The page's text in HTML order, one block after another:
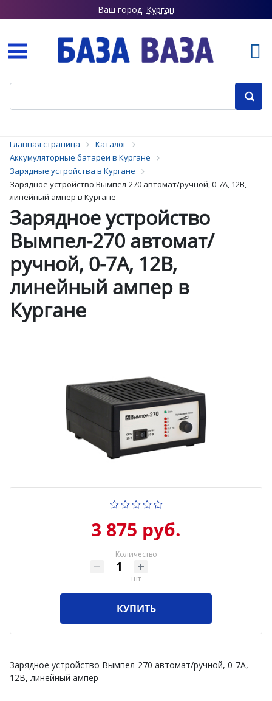
Ваш город: Курган
Главная страница
Каталог
Аккумуляторные батареи в Кургане
Зарядные устройства в Кургане
Зарядное устройство Вымпел-270 автомат/ручной, 0-7А, 12В,
линейный ампер в Кургане
Зарядное устройство
Вымпел-270 автомат/
ручной, 0-7А, 12В,
линейный ампер в
Кургане
3 875 руб.
Количество
шт
КУПИТЬ
Зарядное устройство Вымпел-270 автомат/ручной, 0-7А,
12В, линейный ампер